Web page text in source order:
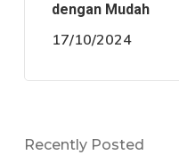
dengan Mudah
17/10/2024
Recently Posted